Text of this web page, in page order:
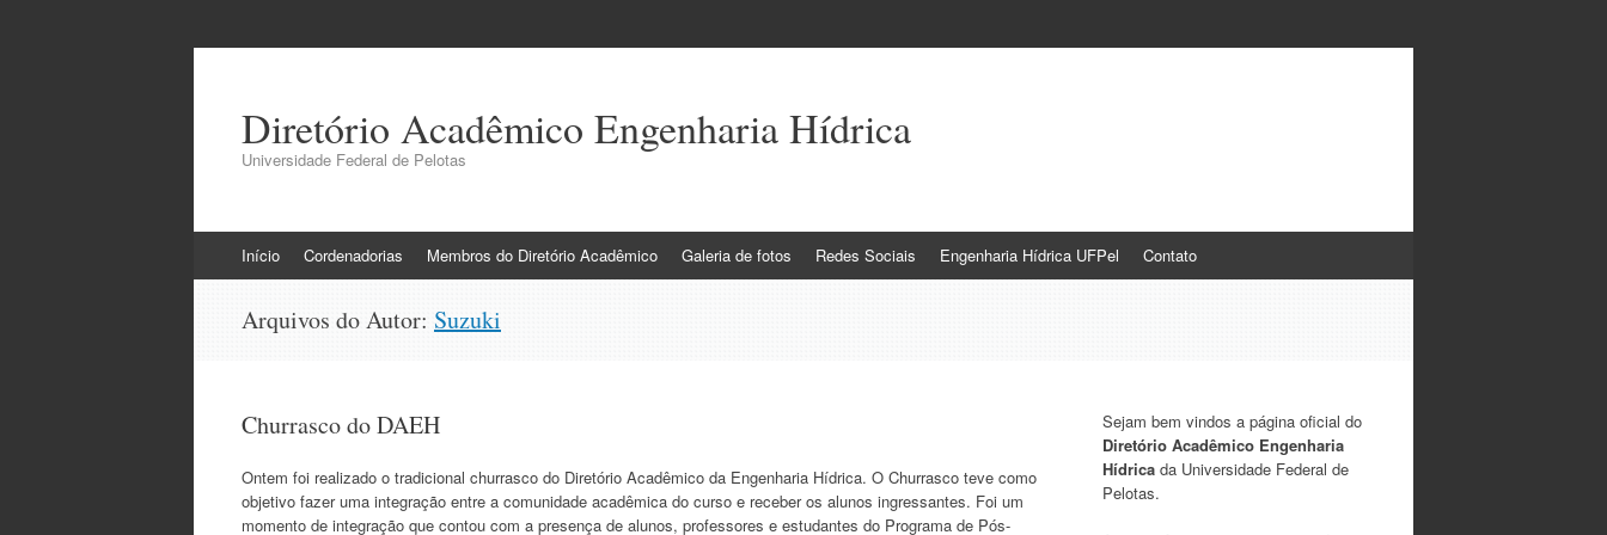
Diretório Acadêmico Engenharia Hídrica
Universidade Federal de Pelotas
para
conteúdo
Início Cordenadorias Membros do Diretório Acadêmico Galeria de fotos Redes Sociais Engenharia Hídrica UFPel Contato
Arquivos do Autor: Suzuki
Churrasco do DAEH
Ontem foi realizado o tradicional churrasco do Diretório Acadêmico da Engenharia Hídrica. O Churrasco teve como
objetivo fazer uma integração entre a comunidade acadêmica do curso e receber os alunos ingressantes. Foi um
momento de integração que contou com a presença de alunos, professores e estudantes do Programa de Pós-
Sejam bem vindos a página oficial do
Diretório Acadêmico Engenharia
Hídrica da Universidade Federal de
Pelotas.